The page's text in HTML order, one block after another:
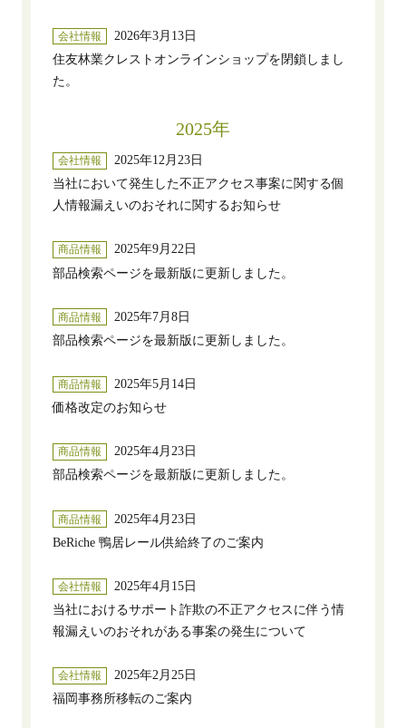
会社情報
2026年3月13日
住友林業クレストオンラインショップを閉鎖しまし
た。
2025年
会社情報
2025年12月23日
当社において発生した不正アクセス事案に関する個
人情報漏えいのおそれに関するお知らせ
商品情報
2025年9月22日
部品検索ページを最新版に更新しました。
商品情報
2025年7月8日
部品検索ページを最新版に更新しました。
商品情報
2025年5月14日
価格改定のお知らせ
商品情報
2025年4月23日
部品検索ページを最新版に更新しました。
商品情報
2025年4月23日
BeRiche 鴨居レール供給終了のご案内
会社情報
2025年4月15日
当社におけるサポート詐欺の不正アクセスに伴う情
報漏えいのおそれがある事案の発生について
会社情報
2025年2月25日
福岡事務所移転のご案内